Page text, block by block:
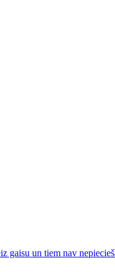
gaisu un tiem nav